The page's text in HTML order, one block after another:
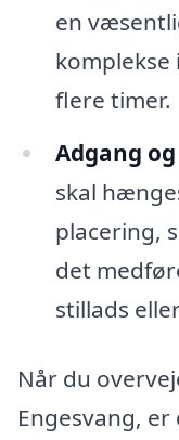
en
flere timer.
Adgang
skal
placering,
det
stillads
Når du
Engesvang,